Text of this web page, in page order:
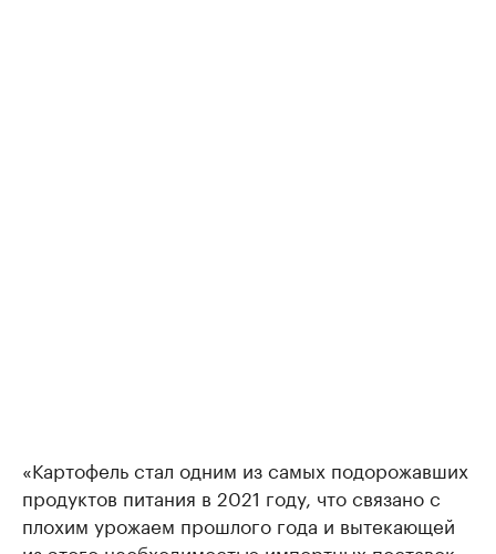
«Картофель стал одним из самых подорожавших
продуктов питания в 2021 году, что связано с
плохим урожаем прошлого года и вытекающей